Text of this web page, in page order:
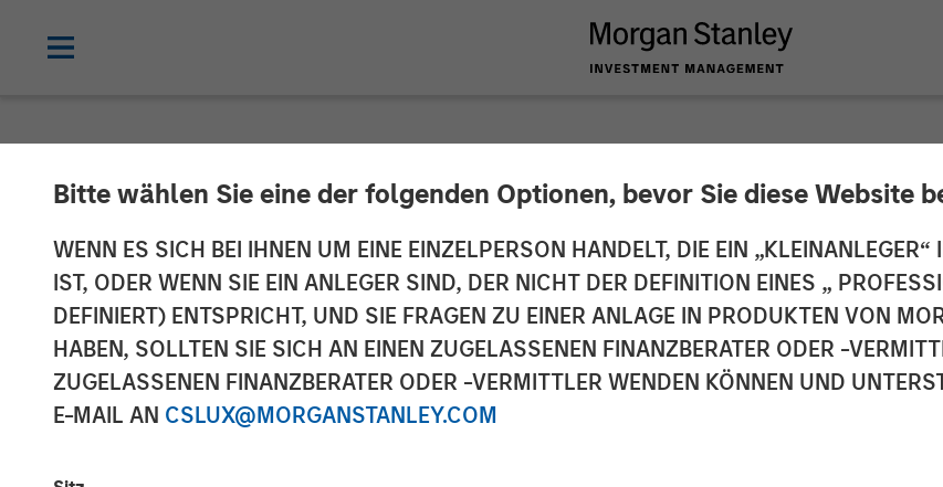
Bitte wählen Sie eine der folgenden Optionen, bevor Sie diese Website
WENN ES SICH BEI IHNEN UM EINE EINZELPERSON HANDELT, DIE EIN
IST, ODER WENN SIE EIN ANLEGER SIND, DER NICHT DER DEFINITION EINES „
DEFINIERT) ENTSPRICHT, UND SIE FRAGEN ZU EINER ANLAGE IN PRODUKTEN VON
HABEN, SOLLTEN SIE SICH AN EINEN ZUGELASSENEN FINANZBERATER ODER -
ZUGELASSENEN FINANZBERATER ODER -VERMITTLER WENDEN KÖNNEN UND
E-MAIL AN CSLUX@MORGANSTANLEY.COM
Morgan Stanley Private Equity
Markets
11 OKTOBER 2007